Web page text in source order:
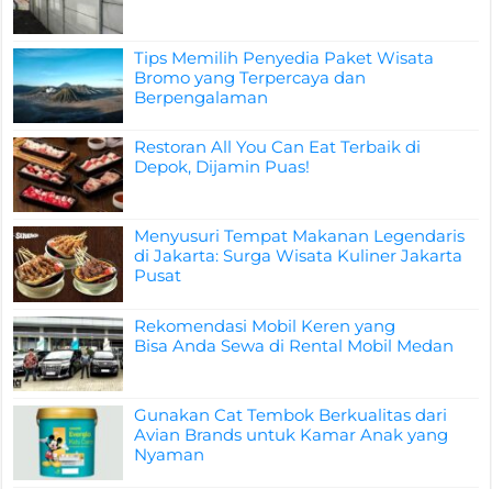
Tips Memilih Penyedia Paket Wisata
Bromo yang Terpercaya dan
Berpengalaman
Restoran All You Can Eat Terbaik di
Depok, Dijamin Puas!
Menyusuri Tempat Makanan Legendaris
di Jakarta: Surga Wisata Kuliner Jakarta
Pusat
Rekomendasi Mobil Keren yang
Bisa Anda Sewa di Rental Mobil Medan
Gunakan Cat Tembok Berkualitas dari
Avian Brands untuk Kamar Anak yang
Nyaman